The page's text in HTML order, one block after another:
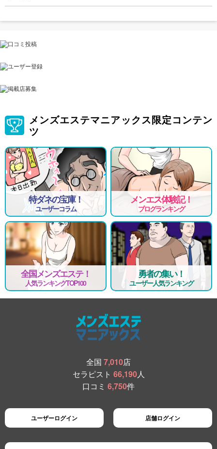
メンズエステマニアックス限定コンテン
ツ
特ダネの宝庫！
ユーザーコラム
メンエス体験記！
ブログランキング
全国メンズエステ！
人気ランキングTOP100
勇者の集い！
ユーザー人気ランキング
全国 7,010店
セラピスト 66,190人
口コミ 6,750件
ユーザーログイン 店舗ログイン